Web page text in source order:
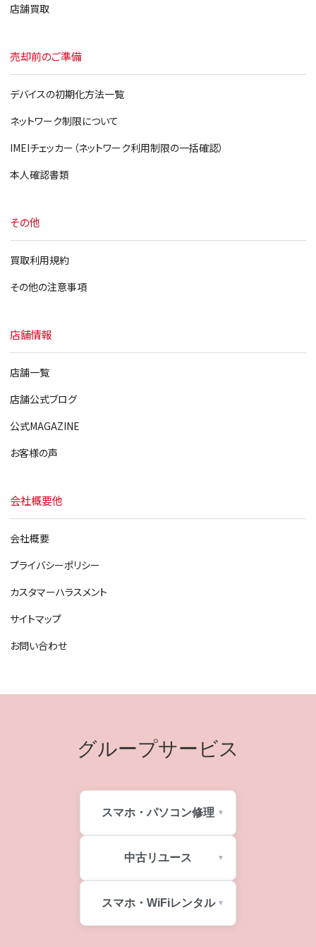
店舗買取
売却前のご準備
デバイスの初期化方法一覧
ネットワーク制限について
IMEIチェッカー（ネットワーク利用制限の一括確認）
本人確認書類
その他
買取利用規約
その他の注意事項
店舗情報
店舗一覧
店舗公式ブログ
公式MAGAZINE
お客様の声
会社概要他
会社概要
プライバシーポリシー
カスタマーハラスメント
サイトマップ
お問い合わせ
グループサービス
スマホ・パソコン修理
中古リユース
スマホ・WiFiレンタル